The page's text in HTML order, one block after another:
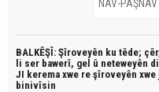
BALKÊŞÎ: Şîroveyên ku têde;
li ser bawerî, gel û neteweyên
JI kerema xwe re şîroveyên xwe
binivîsin